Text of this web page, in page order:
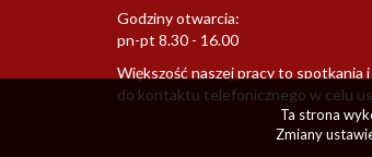
Godziny otwarcia:
pn-pt 8.30 - 16.00
Większość naszej pracy to
do kontaktu telefonicznego w celu
Ta strona
Zmiany